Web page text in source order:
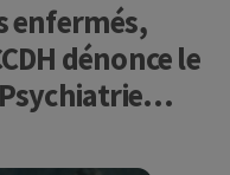
enfermés,